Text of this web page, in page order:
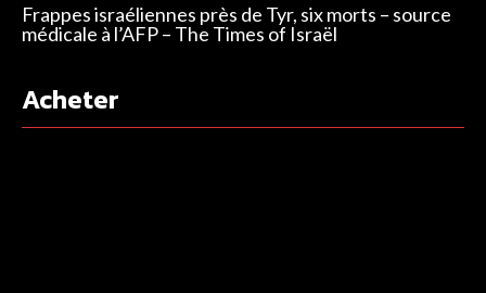
Frappes israéliennes près de Tyr, six morts – source
médicale à l’AFP – The Times of Israël
Acheter